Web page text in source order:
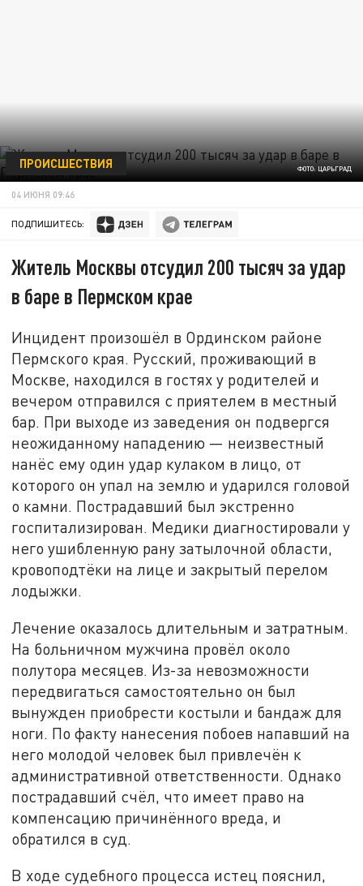
ФОТО: ЦАРЬГРАД
ПРОИСШЕСТВИЯ
04 ИЮНЯ 09:46
ПОДПИШИТЕСЬ:
Житель Москвы отсудил 200 тысяч за удар
в баре в Пермском крае
Инцидент произошёл в Ординском районе
Пермского края. Русский, проживающий в
Москве, находился в гостях у родителей и
вечером отправился с приятелем в местный
бар. При выходе из заведения он подвергся
неожиданному нападению — неизвестный
нанёс ему один удар кулаком в лицо, от
которого он упал на землю и ударился головой
о камни. Пострадавший был экстренно
госпитализирован. Медики диагностировали у
него ушибленную рану затылочной области,
кровоподтёки на лице и закрытый перелом
лодыжки.
Лечение оказалось длительным и затратным.
На больничном мужчина провёл около
полутора месяцев. Из-за невозможности
передвигаться самостоятельно он был
вынужден приобрести костыли и бандаж для
ноги. По факту нанесения побоев напавший на
него молодой человек был привлечён к
административной ответственности. Однако
пострадавший счёл, что имеет право на
компенсацию причинённого вреда, и
обратился в суд.
В ходе судебного процесса истец пояснил,